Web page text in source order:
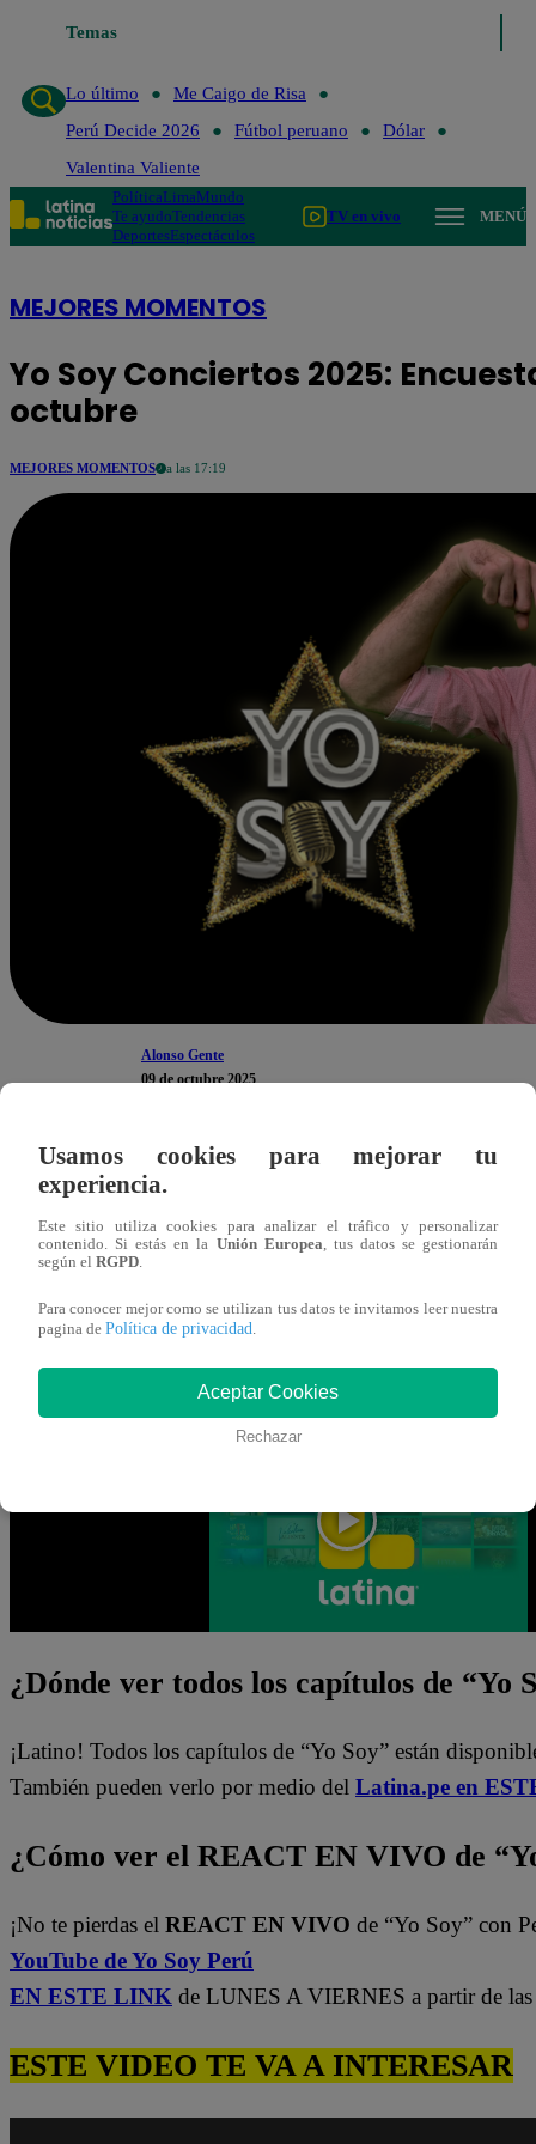
Temas
Lo último
Me Caigo de Risa
Perú Decide 2026
Fútbol peruano
Dólar
Valentina Valiente
PolíticaLimaMundo
Te ayudoTendencias
DeportesEspectáculos
TV en vivo MENÚ
MEJORES MOMENTOS
Yo Soy Conciertos 2025:
octubre
MEJORES MOMENTOS a las 17:19
Alonso Gente
09 de octubre 2025
En la nueva temporada de “ Yo Soy
, ha llegado la hora
continuación, te presentamos la encuesta del jueves 9
para participar. Recuerda que solo puedes votarUNA vez
Gracias por participar en la encuesta. ¡Tu opinión es
Mira AQUÍ el nuevo episodio de “Yo
¿Dónde ver todos los capítulos de “Yo
¡Latino! Todos los capítulos de “Yo Soy” están
También pueden verlo por medio del Latina.pe en
¿Cómo ver el REACT EN VIVO de
¡No te pierdas el REACT EN VIVO de “Yo Soy” con
YouTube de Yo Soy Perú
EN ESTE LINK de LUNES A VIERNES a partir de
ESTE VIDEO TE VA A INTERESAR
Usamos cookies para mejorar tu
experiencia.
Este sitio utiliza cookies para analizar el tráfico y personalizar
contenido. Si estás en la Unión Europea, tus datos se gestionarán
según el RGPD.
Para conocer mejor como se utilizan tus datos te invitamos leer nuestra
pagina de Política de privacidad.
Aceptar Cookies
Rechazar